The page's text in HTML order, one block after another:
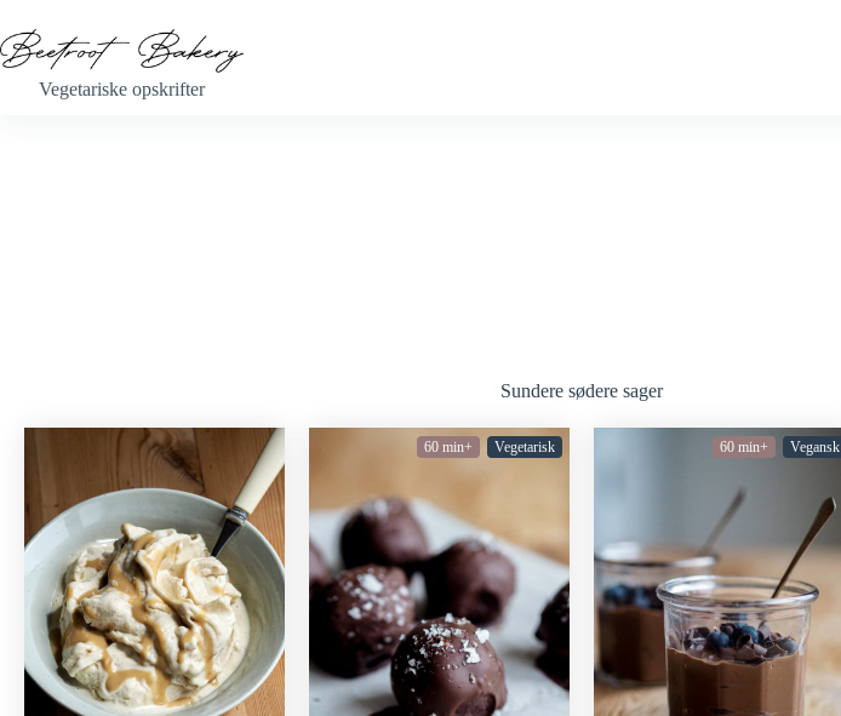
Vegetariske opskrifter
Sundere sødere sager
60 min+ Vegetarisk 60 min+ Vegansk